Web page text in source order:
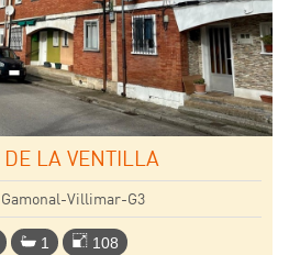
DE LA VENTILLA
Gamonal-Villimar-G3
1 108